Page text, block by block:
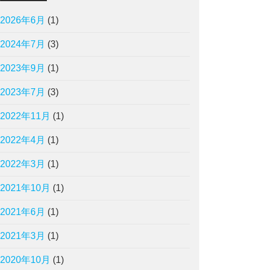
2026年6月 (1)
2024年7月 (3)
2023年9月 (1)
2023年7月 (3)
2022年11月 (1)
2022年4月 (1)
2022年3月 (1)
2021年10月 (1)
2021年6月 (1)
2021年3月 (1)
2020年10月 (1)